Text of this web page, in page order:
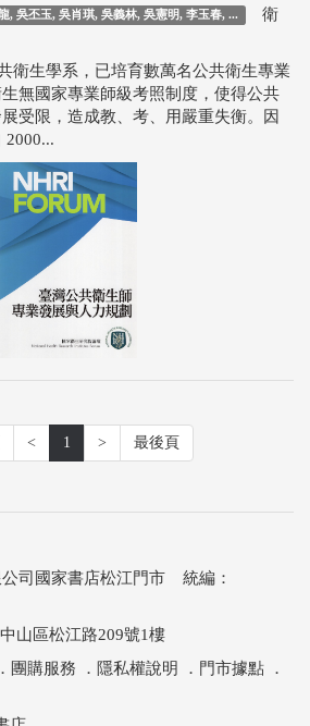
, 吳丕玉, 吳肖琪, 吳義林, 吳憲明, 李玉春, ...
衛
衛生學系，已培育數萬名公共衛生專業
無國家專業師級考照制度，使得公共
受限，造成教、考、用嚴重失衡。因
2000...
< 1 > 最後頁
司國家書店松江門市 統編：
山區松江路209號1樓
． 團購服務 ． 隱私權說明 ． 門市據點 ．